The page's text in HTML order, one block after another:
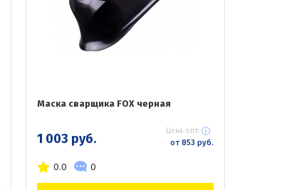
Маска сварщика FOX черная
1 003 руб. Цена опт:
от 853 руб.
0.0 0